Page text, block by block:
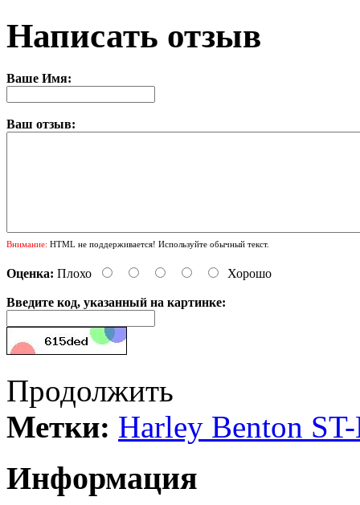
Написать отзыв
Ваше Имя:
Ваш отзыв:
Внимание: HTML не поддерживается! Используйте обычный текст.
Оценка: Плохо Хорошо
Введите код, указанный на картинке:
Продолжить
Метки: Harley Benton
Информация